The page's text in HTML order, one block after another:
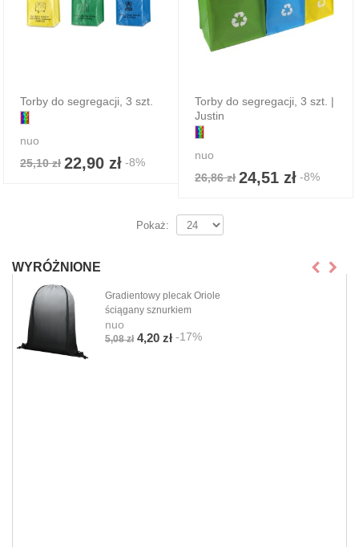
Torby do segregacji, 3 szt.
nuo
25,10 zł 22,90 zł -8%
Torby do segregacji, 3 szt. |
Justin
nuo
26,86 zł 24,51 zł -8%
Pokaż:
WYRÓŻNIONE
Gradientowy plecak Oriole
ściągany sznurkiem
nuo
5,08 zł 4,20 zł -17%